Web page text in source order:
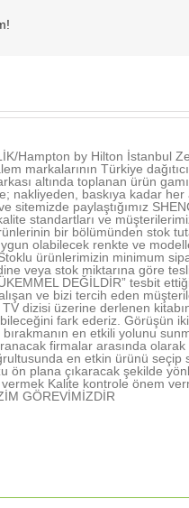
Hampton by Hilton İstanbul
markalarının Türkiye
altında toplanan ürün
nakliyeden, baskıya kadar
sitemizde paylaştığımız
standartları ve
bir bölümünden stok
olabilecek renkte ve
ürünlerimizin minimum
veya stok miktarına göre
DEĞİLDİR” tesbit
ve bizi tercih eden
TV dizisi üzerine derlenen
fark ederiz. Görüşün iki
en etkili yolunu
firmalar arasında
en etkin ürünü seçip
ön plana çıkaracak şekilde
Kalite kontrole önem
GÖREVİMİZDİR